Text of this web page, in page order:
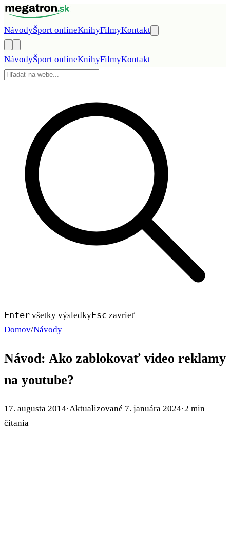
Preskočiť na obsah
NávodyŠport onlineKnihyFilmyKontakt
NávodyŠport onlineKnihyFilmyKontakt
Enter všetky výsledkyEsc zavrieť
Domov/Návody
Návod: Ako zablokovať video reklamy
na youtube?
17. augusta 2014·Aktualizované 7. januára 2024·2 min
čítania